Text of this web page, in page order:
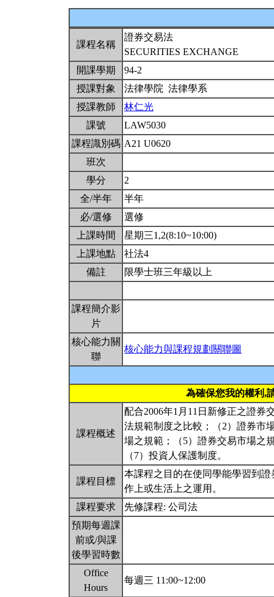
課程名稱
證券交易法
SECURITIES EXCHANGE
開課學期
94-2
授課對象
法律學院 法律學系
授課教師
林仁光
課號
LAW5030
課程識別碼 A21 U0620
班次
學分
2
全/半年
半年
必/選修
選修
上課時間
星期三1,2(8:10~10:00)
上課地點
社法4
備註
限學士班三年級以上
課程簡介影
片
核心能力關
聯
核心能力與課程規劃關聯圖
為確保您我的權利,
課程概述
配合2006年1月11日新修正之證券
法規範制度之比較；（2）證券市
場之規範；（5）證券交易市場之
（7）投資人保護制度。
課程目標
本課程之目的在使同學能學習到
作上或生活上之運用。
課程要求
先修課程: 公司法
預期每週課
前或/與課
後學習時數
Office
Hours
每週三 11:00~12:00